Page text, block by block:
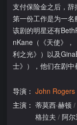
支付保险金之后，
第一份工作是为一
该剧的明星还有
nKane（《天使》
利之光》）以及
士》），他们在剧中
导演： John Rogers
主演： 蒂莫西·赫顿 /
格拉夫 / 阿尔